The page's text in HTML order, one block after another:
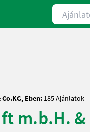
Ajánlatok
Co.KG, Eben: 185 Ajánlatok
m.b.H. &